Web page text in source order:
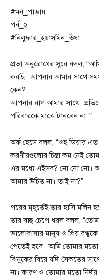
#মন_পাড়ায়
পর্ব_২
#নিলুফার_ইয়াসমিন_ঊষা
প্রভা অনুরোধের সুরে বলল,
করছি। আপনার আমার সাথে
কেন?
আপনার রাগ আমার সাথে,
পরিবারকে মাঝে টানবেন না।”
অর্ক হেসে বলল, “ওহ ডিয়ার এত
করণীয়গুলোর চিন্তা কম নেই
এর মধ্যে এইসব? নো নো নো।
আমার উচিত না। তাই না?”
পরের মুহূর্তেই তার হাসি মলিন
তার বাহু চেপে ধরল বলল,
ভালোবাসার মানুষ ও প্রিয়
পেতেই হবে। আমি তোমার মতো
ঝিনুকের বিয়ে যদি সৈকতের
না। কারণ ও তোমার মতো নির্দয়